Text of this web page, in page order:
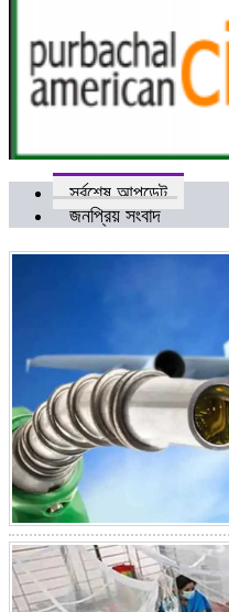
সর্বশেষ আপডেট
জনপ্রিয় সংবাদ